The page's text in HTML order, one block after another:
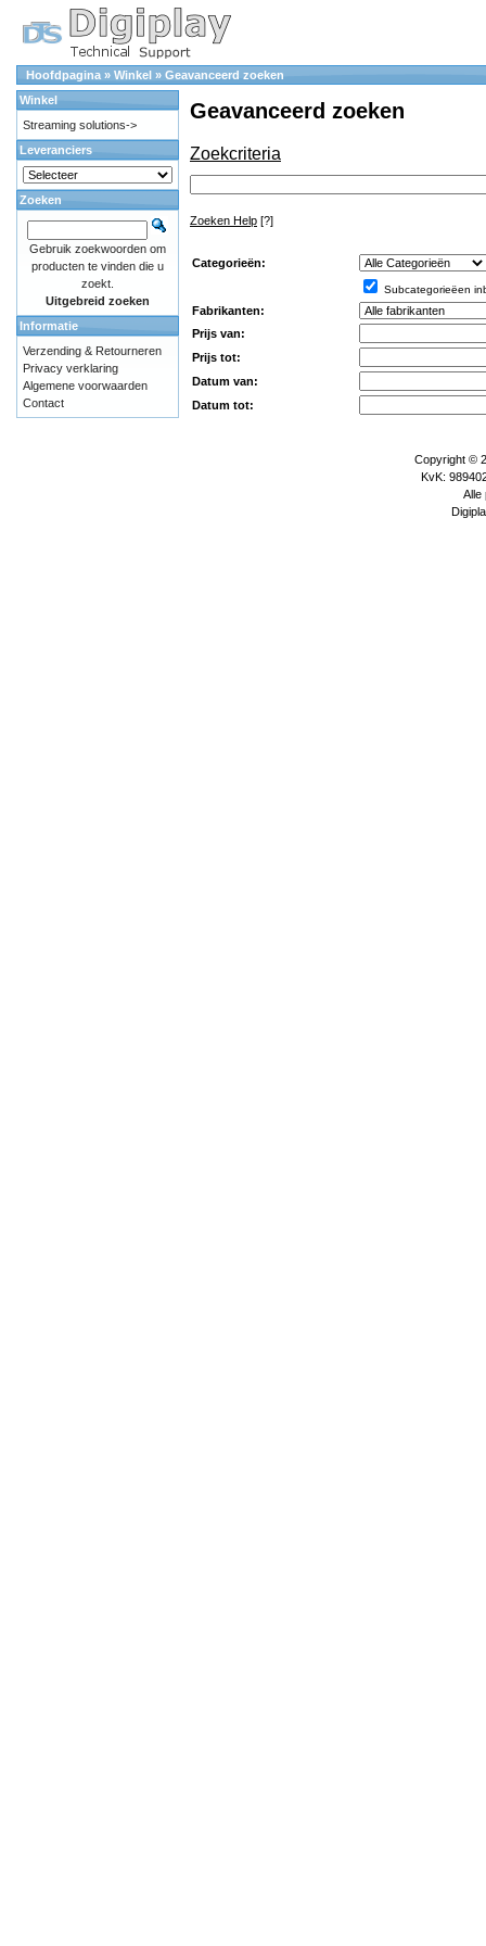
Hoofdpagina » Winkel » Geavanceerd zoeken
Geavanceerd zoeken
Zoekcriteria
Zoeken Help [?]
Categorieën:
Subcategorieëen
Fabrikanten:
Prijs van:
Prijs tot:
Datum van:
Datum tot:
Winkel
Streaming solutions->
Leveranciers
Zoeken
Gebruik zoekwoorden om
producten te vinden die u
zoekt.
Uitgebreid zoeken
Informatie
Verzending & Retourneren
Privacy verklaring
Algemene voorwaarden
Contact
Copyright ©
KvK:
Alle